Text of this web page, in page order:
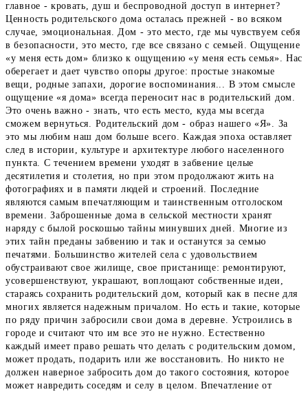
главное - кровать, душ и беспроводной доступ в интернет?
Ценность родительского дома осталась прежней - во всяком
случае, эмоциональная. Дом - это место, где мы чувствуем себя
в безопасности, это место, где все связано с семьей. Ощущение
«у меня есть дом» близко к ощущению «у меня есть семья». Нас
оберегает и дает чувство опоры другое: простые знакомые
вещи, родные запахи, дорогие воспоминания... В этом смысле
ощущение «я дома» всегда переносит нас в родительский дом.
Это очень важно - знать, что есть место, куда мы всегда
сможем вернуться. Родительский дом - образ нашего «Я». За
это мы любим наш дом больше всего. Каждая эпоха оставляет
след в истории, культуре и архитектуре любого населенного
пункта. С течением времени уходят в забвение целые
десятилетия и столетия, но при этом продолжают жить на
фотографиях и в памяти людей и строений. Последние
являются самым впечатляющим и таинственным отголоском
времени. Заброшенные дома в сельской местности хранят
наряду с былой роскошью тайны минувших дней. Многие из
этих тайн преданы забвению и так и останутся за семью
печатями. Большинство жителей села с удовольствием
обустраивают свое жилище, свое пристанище: ремонтируют,
усовершенствуют, украшают, воплощают собственные идеи,
стараясь сохранить родительский дом, который как в песне для
многих является надежным причалом. Но есть и такие, которые
по ряду причин забросили свои дома в деревне. Устроились в
городе и считают что им все это не нужно. Естественно
каждый имеет право решать что делать с родительским домом,
может продать, подарить или же восстановить. Но никто не
должен наверное забросить дом до такого состояния, которое
может навредить соседям и селу в целом. Впечатление от